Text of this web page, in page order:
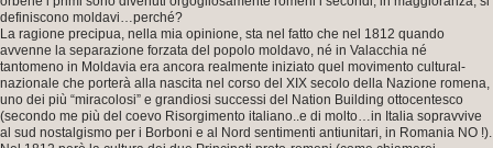
definiscono moldavi…perché?
La ragione precipua, nella mia opinione, sta nel fatto che nel 1812 quando
avvenne la separazione forzata del popolo moldavo, né in Valacchia né
tantomeno in Moldavia era ancora realmente iniziato quel movimento cultural-
nazionale che porterà alla nascita nel corso del XIX secolo della Nazione romena,
uno dei più “miracolosi” e grandiosi successi del Nation Building ottocentesco
(secondo me più del coevo Risorgimento italiano..e di molto…in Italia sopravvive
al sud nostalgismo per i Borboni e al Nord sentimenti antiunitari, in Romania NO !).